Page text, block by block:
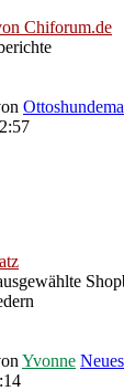
Chiforum.de
Yvonne